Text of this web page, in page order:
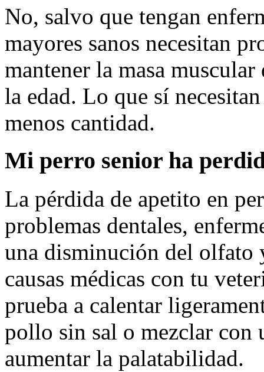
No, salvo que tengan
mayores sanos necesitan
mantener la masa
la edad. Lo que sí
menos cantidad.
Mi perro senior ha
La pérdida de apetito en
problemas dentales,
una disminución del olfato
causas médicas con tu
prueba a calentar
pollo sin sal o mezclar con
aumentar la palatabilidad.